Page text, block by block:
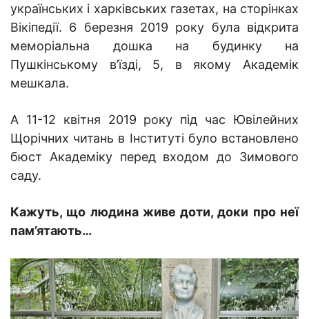
українських і харківських газетах, на сторінках
Вікіпедії. 6 березня 2019 року була відкрита
меморіальна дошка на будинку на
Пушкінському в’їзді, 5, в якому Академік
мешкала.
А 11-12 квітня 2019 року під час Ювілейних
Щорічних читань в Інституті було встановлено
бюст Академіку перед входом до Зимового
саду.
Кажуть, що людина живе доти, доки про неї
пам’ятають…